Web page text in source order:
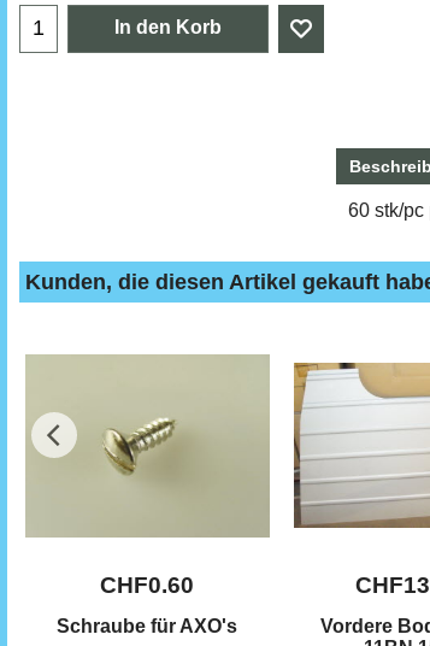
In den Korb
60 stk/pc
Kunden, die diesen Artikel gekauft
CHF0.60
Schraube für AXO's
CHF
Vordere